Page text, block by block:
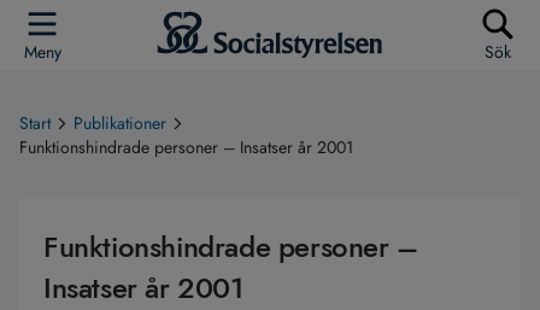
Meny Sök
Start
Publikationer
Funktionshindrade personer – Insatser år 2001
Funktionshindrade personer –
Insatser år 2001